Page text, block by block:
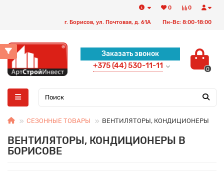
0
0
г. Борисов, ул. Почтовая, д. 61А Пн-Вс: 8:00-18:00
Заказать звонок
+375 (44) 530-11-11 0
СЕЗОННЫЕ ТОВАРЫ ВЕНТИЛЯТОРЫ, КОНДИЦИОНЕРЫ
ВЕНТИЛЯТОРЫ, КОНДИЦИОНЕРЫ В
БОРИСОВЕ